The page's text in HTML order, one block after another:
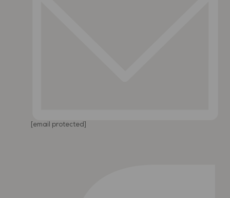
[email protected]